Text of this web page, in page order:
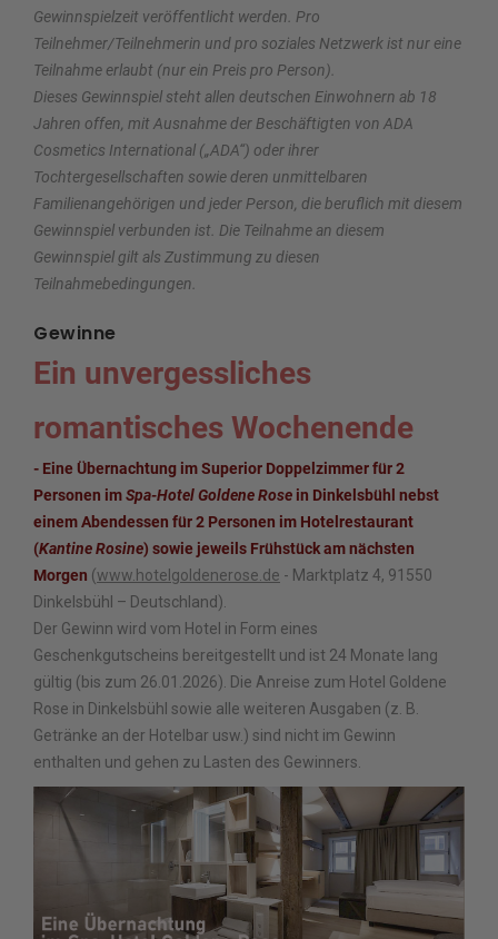
Gewinnspielzeit veröffentlicht werden. Pro
Teilnehmer/Teilnehmerin und pro soziales Netzwerk ist nur eine
Teilnahme erlaubt (nur ein Preis pro Person).
Dieses Gewinnspiel steht allen deutschen Einwohnern ab 18
Jahren offen, mit Ausnahme der Beschäftigten von ADA
Cosmetics International („ADA“) oder ihrer
Tochtergesellschaften sowie deren unmittelbaren
Familienangehörigen und jeder Person, die beruflich mit diesem
Gewinnspiel verbunden ist. Die Teilnahme an diesem
Gewinnspiel gilt als Zustimmung zu diesen
Teilnahmebedingungen.
Gewinne
Ein unvergessliches
romantisches Wochenende
- Eine Übernachtung im Superior Doppelzimmer für 2
Personen imSpa-Hotel Goldene Rose in Dinkelsbühl nebst
einem Abendessen für 2 Personen im Hotelrestaurant
(Kantine Rosine) sowie jeweils Frühstück am nächsten
Morgen (www.hotelgoldenerose.de - Marktplatz 4, 91550
Dinkelsbühl – Deutschland).
Der Gewinn wird vom Hotel in Form eines
Geschenkgutscheins bereitgestellt und ist 24 Monate lang
gültig (bis zum 26.01.2026). Die Anreise zum Hotel Goldene
Rose in Dinkelsbühl sowie alle weiteren Ausgaben (z. B.
Getränke an der Hotelbar usw.) sind nicht im Gewinn
enthalten und gehen zu Lasten des Gewinners.